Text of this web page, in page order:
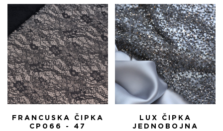
FRANCUSKA ČIPKA
CP066 - 47
LUX ČIPKA
JEDNOBOJNA